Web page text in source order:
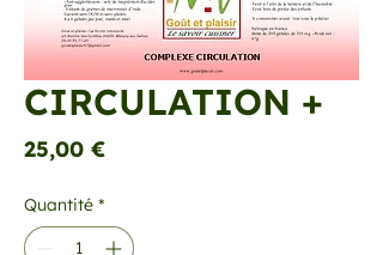
CIRCULATION +
25,00 €Prix
Quantité *